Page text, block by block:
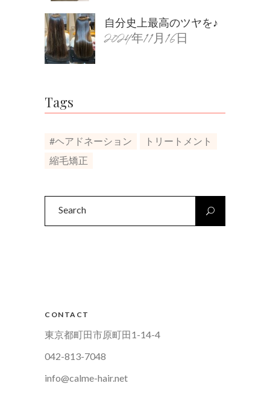
自分史上最高のツヤを♪
2024年11月16日
Tags
#ヘアドネーション
トリートメント
縮毛矯正
CONTACT
東京都町田市原町田1-14-4
042-813-7048
info@calme-hair.net